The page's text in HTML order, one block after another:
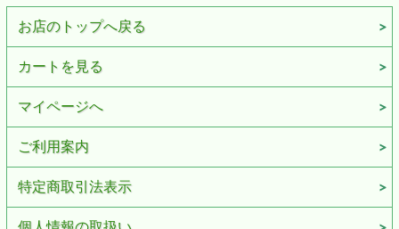
お店のトップへ戻る
カートを見る
マイページへ
ご利用案内
特定商取引法表示